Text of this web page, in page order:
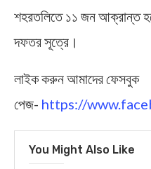
শহরতলিতে ১১ জন আক্রান্ত
দফতর সূত্রে।
লাইক করুন আমাদের ফেসবুক
পেজ- https://
You Might Also Like